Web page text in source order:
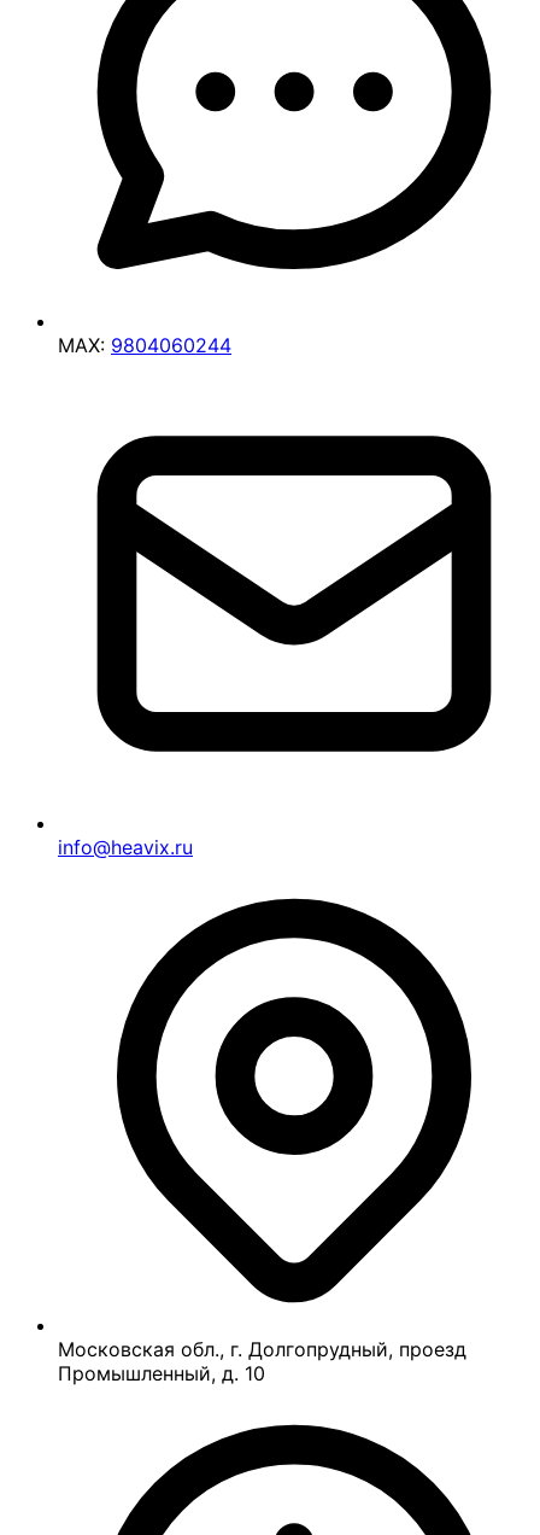
MAX: 9804060244
info@heavix.ru
Московская обл., г. Долгопрудный, проезд
Промышленный, д. 10